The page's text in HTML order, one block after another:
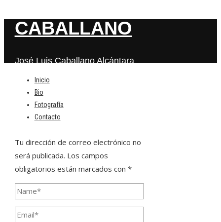
CABALLANO
José Luis Caballano Alcántara
Inicio
Bio
Fotografía
Contacto
Deja una respuesta
Tu dirección de correo electrónico no
será publicada. Los campos
obligatorios están marcados con *